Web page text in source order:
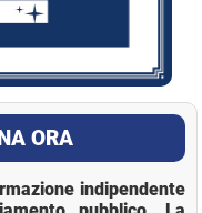
ORA
indipendente